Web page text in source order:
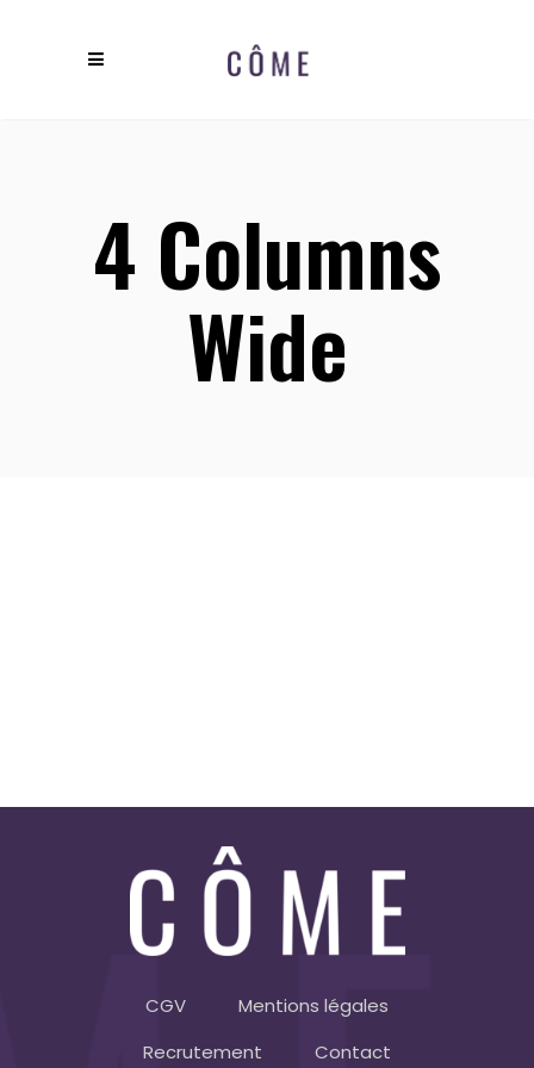
4 Columns
Wide
CGV
Mentions légales
Recrutement
Contact